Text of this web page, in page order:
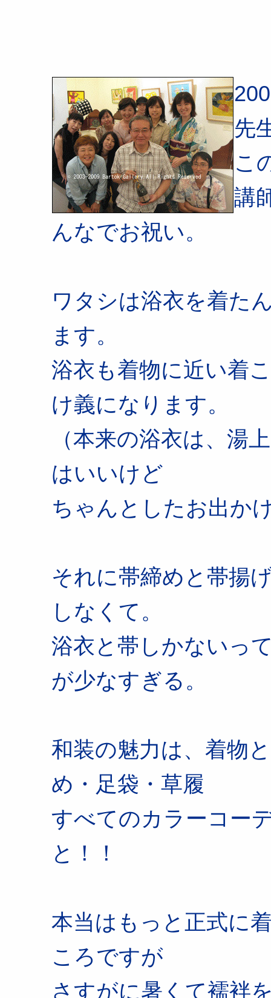
先
こ
講
んなでお祝い。
ワタシは浴衣を着た
ます。
浴衣も着物に近い着
け義になります。
（本来の浴衣は、湯
はいいけど
ちゃんとしたお出か
それに帯締めと帯揚
しなくて。
浴衣と帯しかないっ
が少なすぎる。
和装の魅力は、着物
め・足袋・草履
すべてのカラーコー
と！！
本当はもっと正式に
ころですが
さすがに暑くて襦袢